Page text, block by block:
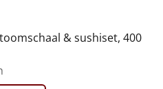
& sushiset, 400